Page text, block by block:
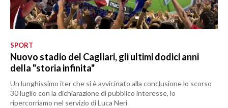
SPORT
Nuovo stadio del Cagliari, gli ultimi dodici anni
della "storia infinita"
Un lunghissimo iter che si è avvicinato alla conclusione lo scorso
30 luglio con la dichiarazione di pubblico interesse, lo
ripercorriamo nel servizio di Luca Neri